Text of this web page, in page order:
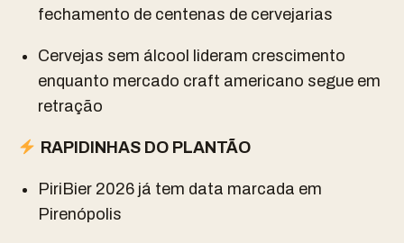
fechamento de centenas de cervejarias
Cervejas sem álcool lideram crescimento
enquanto mercado craft americano segue em
retração
RAPIDINHAS DO PLANTÃO
PiriBier 2026 já tem data marcada em
Pirenópolis